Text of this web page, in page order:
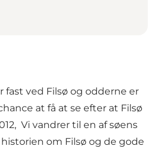
fast ved Filsø og odderne er
at få at se efter at Filsø
Vi vandrer til en af søens
om Filsø og de gode